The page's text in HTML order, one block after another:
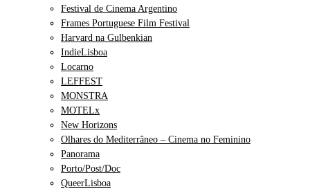
Festival de Cinema Argentino
Frames Portuguese Film Festival
Harvard na Gulbenkian
IndieLisboa
Locarno
LEFFEST
MONSTRA
MOTELx
New Horizons
Olhares do Mediterrâneo – Cinema no Feminino
Panorama
Porto/Post/Doc
QueerLisboa